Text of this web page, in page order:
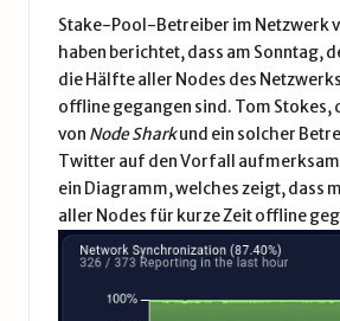
Stake-Pool-Betreiber im Netzwerk
haben berichtet, dass am Sonntag,
die Hälfte aller Nodes des
offline gegangen sind. Tom Stokes,
von Node Sharkund ein solcher
Twitter auf den Vorfall
ein Diagramm, welches zeigt, dass
aller Nodes für kurze Zeit offline